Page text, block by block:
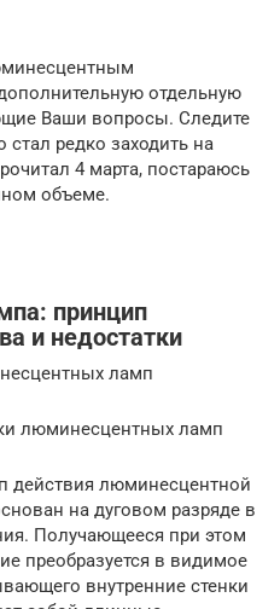
отдельную
Ваши вопросы. Следите
стал редко заходить на
4 марта, постараюсь
объеме.
принцип
и недостатки
ламп
люминесцентных ламп
действия люминесцентной
на дуговом разряде в
Получающееся при этом
преобразуется в видимое
внутренние стенки